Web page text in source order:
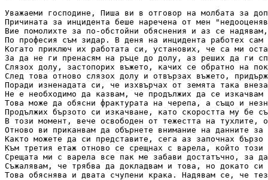
Уважаеми господине, Пиша ви в отговор на молбата за
Причината за инцидента беше наречена от мен
Вие помолихте за по-обстойни обяснения и аз се
По професия съм зидар. В деня на инцидента работех
Когато приключ их работата си, установих, че са ми
За да не ги пренасям на ръце до долу, аз реших да ги
Слязох долу, застопорих въжето, качих се обратно на
След това отново слязох долу и отвързах въжето,
Поради изненадата си, че изхвърчах от земята така
Не е необходимо да казвам, че продължих да се
Това може да обясни фрактурата на черепа, а също и
Продължих бързото си изкачване, като скоростта му
В този момент, вече освободен от тежестта на
Отново ви приканвам да обърнете внимание на данните
Както можете да си представите, сега аз започнах
Към третия етаж отново се срещнах с варела, който
Срещата ми с варела все пак ме забави достатъчно, за
Съжалявам, че трябва да докладвам и това, но докато
Това обяснява и двата счупени крака. Надявам се, че